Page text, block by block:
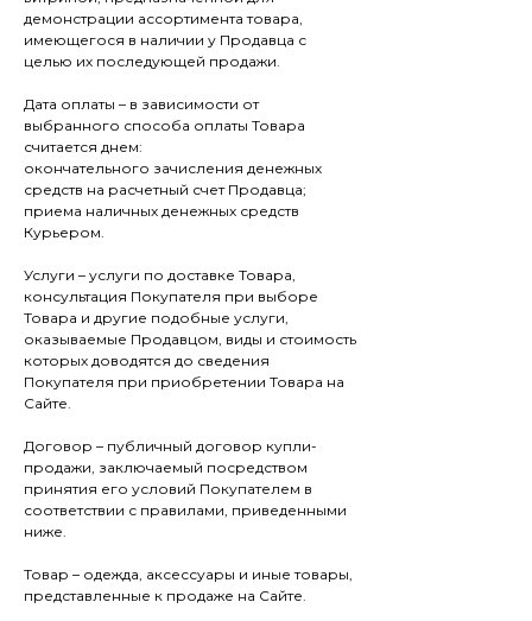
демонстрации ассортимента товара,
имеющегося в наличии у Продавца с
целью их последующей продажи.
Дата оплаты – в зависимости от
выбранного способа оплаты Товара
считается днем:
окончательного зачисления денежных
средств на расчетный счет Продавца;
приема наличных денежных средств
Курьером.
Услуги – услуги по доставке Товара,
консультация Покупателя при выборе
Товара и другие подобные услуги,
оказываемые Продавцом, виды и стоимость
которых доводятся до сведения
Покупателя при приобретении Товара на
Сайте.
Договор – публичный договор купли-
продажи, заключаемый посредством
принятия его условий Покупателем в
соответствии с правилами, приведенными
ниже.
Товар – одежда, аксессуары и иные товары,
представленные к продаже на Сайте.